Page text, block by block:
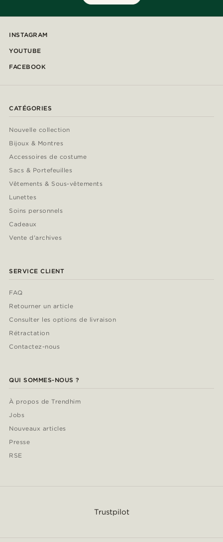
INSTAGRAM
YOUTUBE
FACEBOOK
CATÉGORIES
Nouvelle collection
Bijoux & Montres
Accessoires de costume
Sacs & Portefeuilles
Vêtements & Sous-vêtements
Lunettes
Soins personnels
Cadeaux
Vente d'archives
SERVICE CLIENT
FAQ
Retourner un article
Consulter les options de livraison
Rétractation
Contactez-nous
QUI SOMMES-NOUS ?
À propos de Trendhim
Jobs
Nouveaux articles
Presse
RSE
Trustpilot